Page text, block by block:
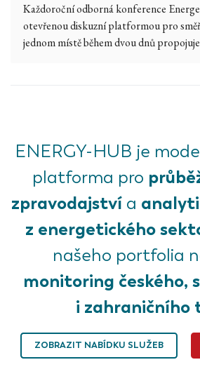
Každoroční odborná konference
otevřenou diskuzní platformou pro
jednom místě během dvou dnů
ENERGY-HUB je
platforma pro
zpravodajstvía
z energetického
našeho portfolia
monitoring českého,
i zahraničního
ZOBRAZIT NABÍDKU SLUŽEB